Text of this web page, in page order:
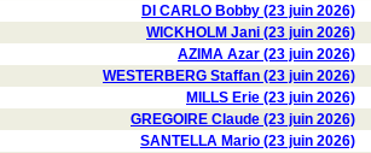
DI CARLO Bobby (23 juin 2026)
WICKHOLM Jani (23 juin 2026)
AZIMA Azar (23 juin 2026)
WESTERBERG Staffan (23 juin 2026)
MILLS Erie (23 juin 2026)
GREGOIRE Claude (23 juin 2026)
SANTELLA Mario (23 juin 2026)